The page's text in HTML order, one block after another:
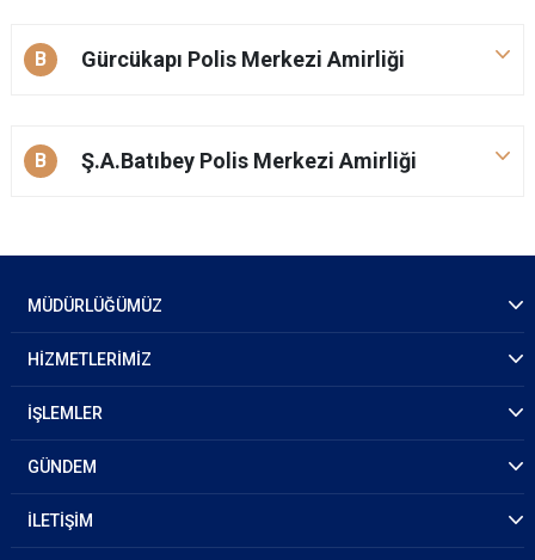
B Gürcükapı Polis Merkezi Amirliği
B Ş.A.Batıbey Polis Merkezi Amirliği
MÜDÜRLÜĞÜMÜZ
HİZMETLERİMİZ
İŞLEMLER
GÜNDEM
İLETİŞİM